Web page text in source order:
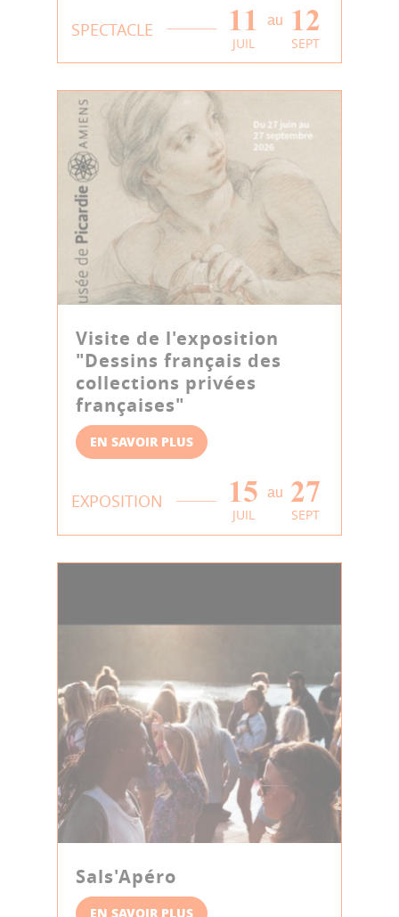
SPECTACLE 11
JUIL
au 12
SEPT
Visite de l'exposition
"Dessins français des
collections privées
françaises"
EN SAVOIR PLUS
EXPOSITION 15
JUIL
au 27
SEPT
Sals'Apéro
EN SAVOIR PLUS